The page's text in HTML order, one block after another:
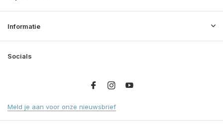
Informatie
Socials
Meld je aan voor onze nieuwsbrief